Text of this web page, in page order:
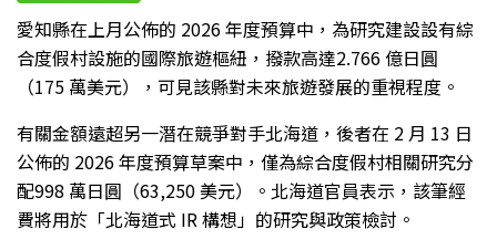
愛知縣在上月公佈的 2026 年度預算中，為研究建設設有綜
合度假村設施的國際旅遊樞紐，撥款高達2.766 億日圓
（175 萬美元），可見該縣對未來旅遊發展的重視程度。
有關金額遠超另一潛在競爭對手北海道，後者在 2 月 13 日
公佈的 2026 年度預算草案中，僅為綜合度假村相關研究分
配998 萬日圓（63,250 美元）。北海道官員表示，該筆經
費將用於「北海道式 IR 構想」的研究與政策檢討。